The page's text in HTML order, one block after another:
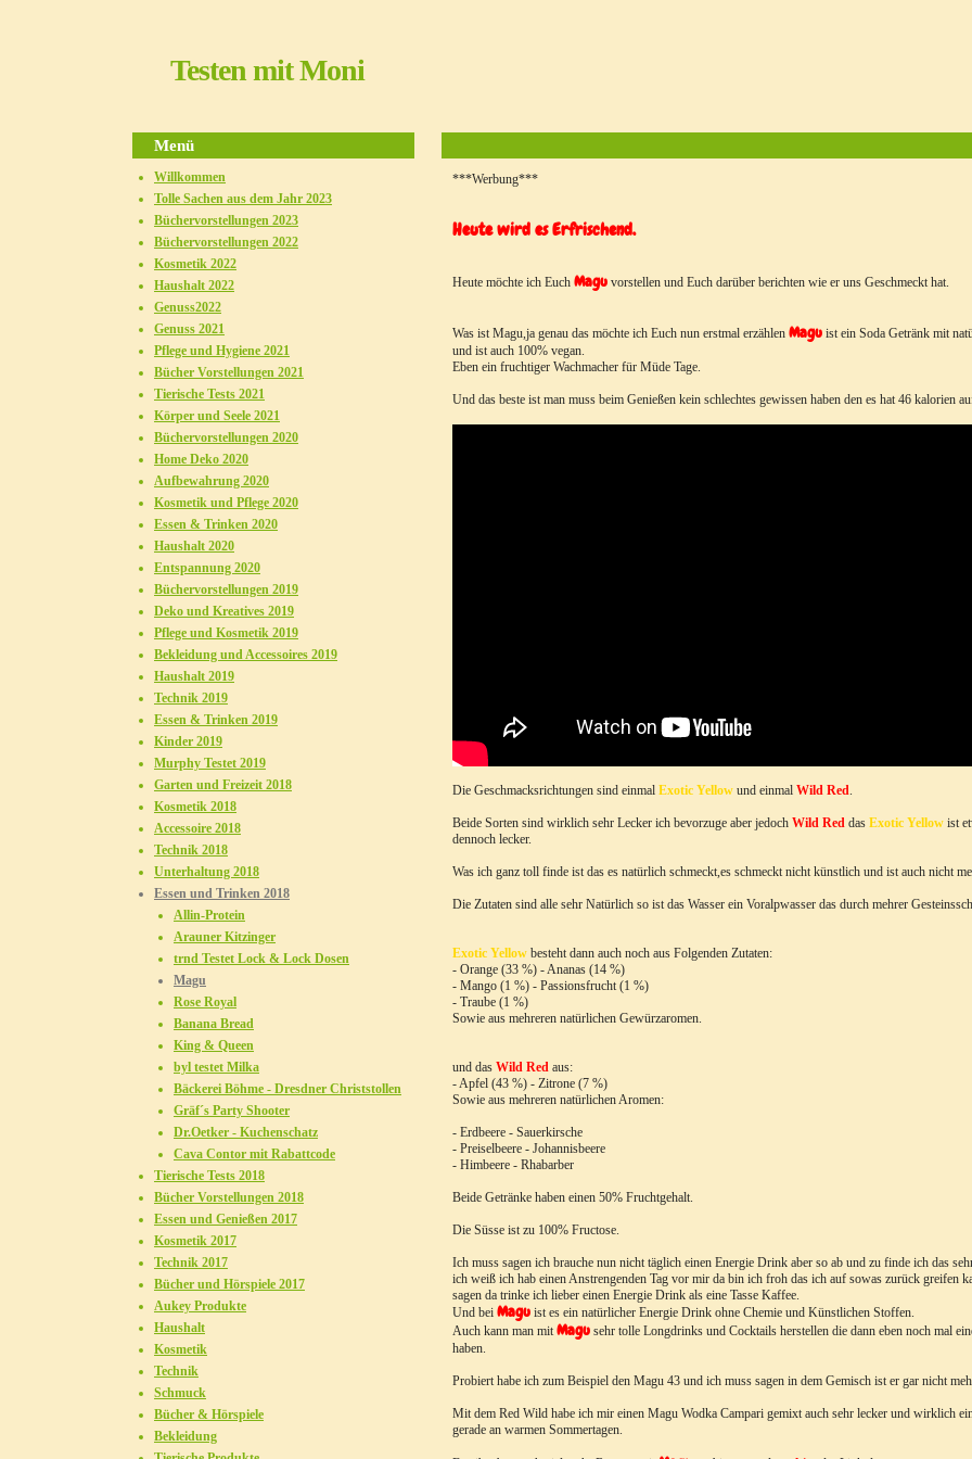
Testen mit Moni
***Werbung***
Heute wird es Erfrischend.
Heute möchte ich Euch Magu vorstellen und Euch darüber berichten wie er uns Geschmeckt hat.
Was ist Magu,ja genau das möchte ich Euch nun erstmal erzählen Magu ist ein Soda Getränk mit
und ist auch 100% vegan.
Eben ein fruchtiger Wachmacher für Müde Tage.
Und das beste ist man muss beim Genießen kein schlechtes gewissen haben den es hat 46 kalorien
Die Geschmacksrichtungen sind einmal Exotic Yellow und einmal Wild Red.
Beide Sorten sind wirklich sehr Lecker ich bevorzuge aber jedoch Wild Red das Exotic Yellow ist
dennoch lecker.
Was ich ganz toll finde ist das es natürlich schmeckt,es schmeckt nicht künstlich und ist auch nicht
Die Zutaten sind alle sehr Natürlich so ist das Wasser ein Voralpwasser das durch mehrer
Exotic Yellow besteht dann auch noch aus Folgenden Zutaten:
- Orange (33 %) - Ananas (14 %)
- Mango (1 %) - Passionsfrucht (1 %)
- Traube (1 %)
Sowie aus mehreren natürlichen Gewürzaromen.
und das Wild Red aus:
- Apfel (43 %) - Zitrone (7 %)
Sowie aus mehreren natürlichen Aromen:
- Erdbeere - Sauerkirsche
- Preiselbeere - Johannisbeere
- Himbeere - Rhabarber
Beide Getränke haben einen 50% Fruchtgehalt.
Die Süsse ist zu 100% Fructose.
Ich muss sagen ich brauche nun nicht täglich einen Energie Drink aber so ab und zu finde ich das
ich weiß ich hab einen Anstrengenden Tag vor mir da bin ich froh das ich auf sowas zurück greifen
sagen da trinke ich lieber einen Energie Drink als eine Tasse Kaffee.
Und bei Magu ist es ein natürlicher Energie Drink ohne Chemie und Künstlichen Stoffen.
Auch kann man mitMagu sehr tolle Longdrinks und Cocktails herstellen die dann eben noch mal
haben.
Probiert habe ich zum Beispiel den Magu 43 und ich muss sagen in dem Gemisch ist er gar nicht
Mit dem Red Wild habe ich mir einen Magu Wodka Campari gemixt auch sehr lecker und wirklich
gerade an warmen Sommertagen.
Menü
Willkommen
Tolle Sachen aus dem Jahr 2023
Büchervorstellungen 2023
Büchervorstellungen 2022
Kosmetik 2022
Haushalt 2022
Genuss2022
Genuss 2021
Pflege und Hygiene 2021
Bücher Vorstellungen 2021
Tierische Tests 2021
Körper und Seele 2021
Büchervorstellungen 2020
Home Deko 2020
Aufbewahrung 2020
Kosmetik und Pflege 2020
Essen & Trinken 2020
Haushalt 2020
Entspannung 2020
Büchervorstellungen 2019
Deko und Kreatives 2019
Pflege und Kosmetik 2019
Bekleidung und Accessoires 2019
Haushalt 2019
Technik 2019
Essen & Trinken 2019
Kinder 2019
Murphy Testet 2019
Garten und Freizeit 2018
Kosmetik 2018
Accessoire 2018
Technik 2018
Unterhaltung 2018
Essen und Trinken 2018
Allin-Protein
Arauner Kitzinger
trnd Testet Lock & Lock Dosen
Magu
Rose Royal
Banana Bread
King & Queen
byl testet Milka
Bäckerei Böhme - Dresdner Christstollen
Gräf´s Party Shooter
Dr.Oetker - Kuchenschatz
Cava Contor mit Rabattcode
Tierische Tests 2018
Bücher Vorstellungen 2018
Essen und Genießen 2017
Kosmetik 2017
Technik 2017
Bücher und Hörspiele 2017
Aukey Produkte
Haushalt
Kosmetik
Technik
Schmuck
Bücher & Hörspiele
Bekleidung